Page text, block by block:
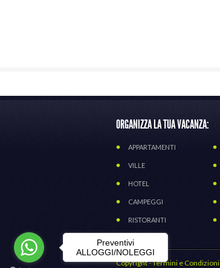
ORGANIZZA LA TUA VACANZA:
APPARTAMENTI
VILLE
HOTEL
CAMPEGGI
RISTORANTI
Copyright-Termini e Condizioni
Preventivi
ALLOGGI/NOLEGGI